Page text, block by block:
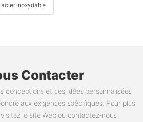
inoxydable
Contacter
conceptions et des idées personnalisées
aux exigences spécifiques. Pour plus
le site Web ou contactez-nous